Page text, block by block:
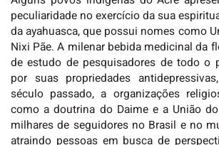
peculiaridade no exercício da sua
da ayahuasca, que possui nomes como
Nixi Pãe. A milenar bebida medicinal da
de estudo de pesquisadores de todo o
por suas propriedades
século passado, a organizações
como a doutrina do Daime e a União
milhares de seguidores no Brasil e no
atraindo pessoas em busca de